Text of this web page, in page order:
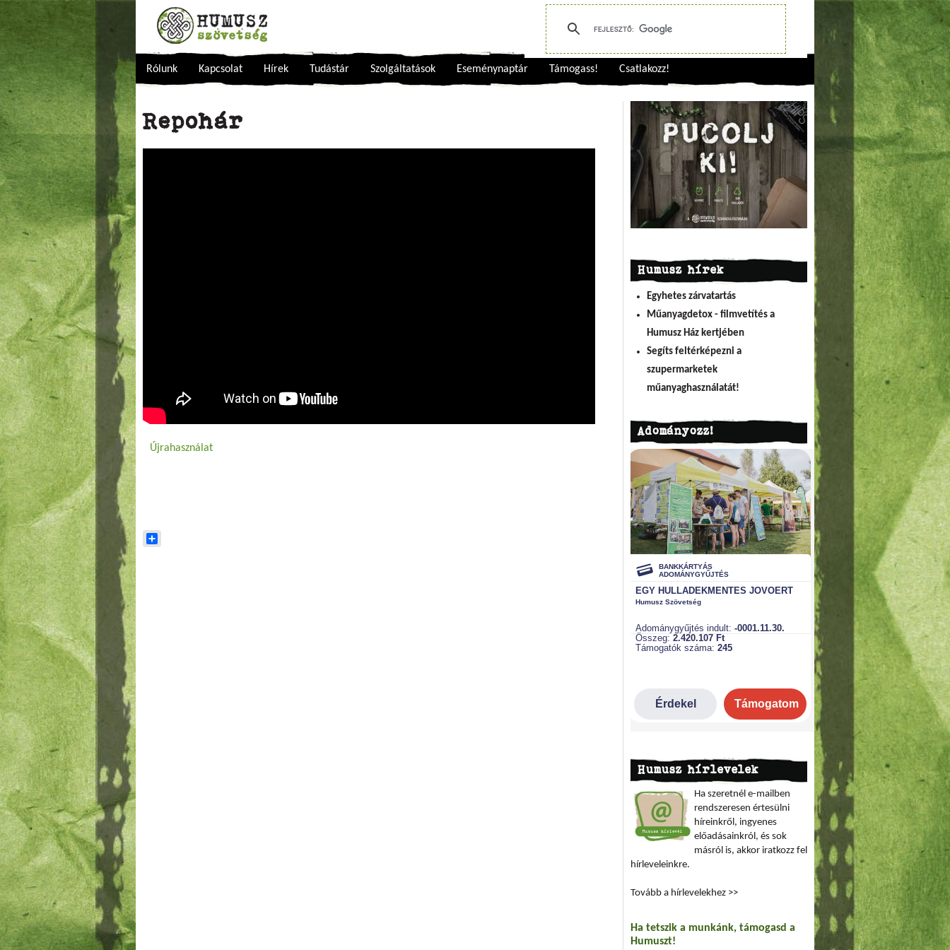
Rólunk Kapcsolat Hírek Tudástár Szolgáltatások Eseménynaptár Támogass! Csatlakozz!
Repohár
Újrahasználat
Humusz hírek
Egyhetes zárvatartás
Műanyagdetox - filmvetítés a
Humusz Ház kertjében
Segíts feltérképezni a
szupermarketek
műanyaghasználatát!
Adományozz!
Humusz hírlevelek
Ha szeretnél e-mailben
rendszeresen értesülni
híreinkről, ingyenes
előadásainkról, és sok
másról is, akkor iratkozz fel
hírleveleinkre.
Tovább a hírlevelekhez >>
Ha tetszik a munkánk, támogasd a
Humuszt!